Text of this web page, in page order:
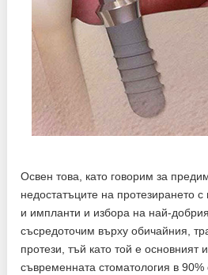
Освен това, като говорим за
недостатъците на протезирането
и импланти и избора на най-
съсредоточим върху обичайния,
протези, тъй като той е основният
съвременната стоматология в 90%